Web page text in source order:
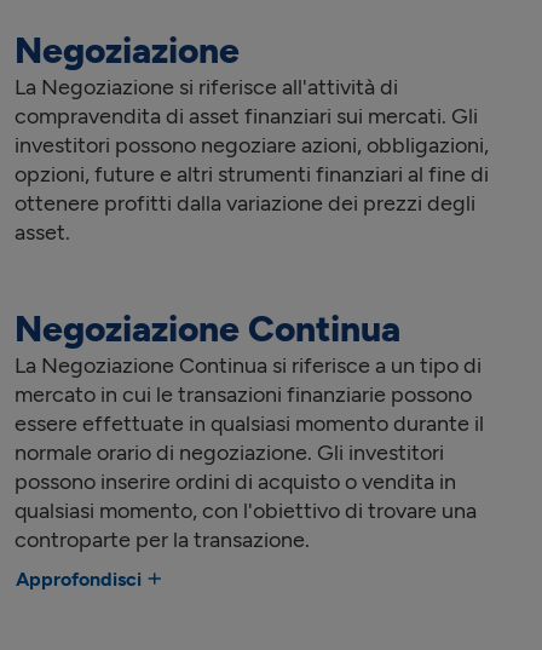
Negoziazione
La Negoziazione si riferisce all'attività di
compravendita di asset finanziari sui mercati. Gli
investitori possono negoziare azioni, obbligazioni,
opzioni, future e altri strumenti finanziari al fine di
ottenere profitti dalla variazione dei prezzi degli
asset.
Negoziazione Continua
La Negoziazione Continua si riferisce a un tipo di
mercato in cui le transazioni finanziarie possono
essere effettuate in qualsiasi momento durante il
normale orario di negoziazione. Gli investitori
possono inserire ordini di acquisto o vendita in
qualsiasi momento, con l'obiettivo di trovare una
controparte per la transazione.
Approfondisci